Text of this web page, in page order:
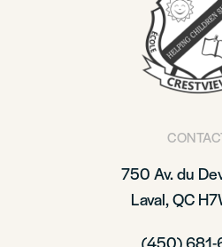
750 Av. du
Laval, QC
(450)